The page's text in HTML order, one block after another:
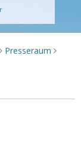
> Presseraum >